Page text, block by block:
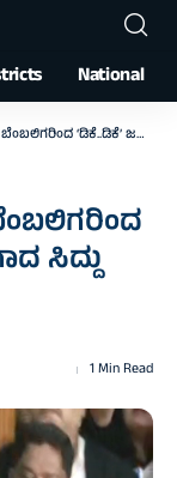
National
ಜಯಘೋಷ – ತಣ್ಣಗಾದ ಸಿದ್ದು
ಸಿದ್ದು
1 Min Read